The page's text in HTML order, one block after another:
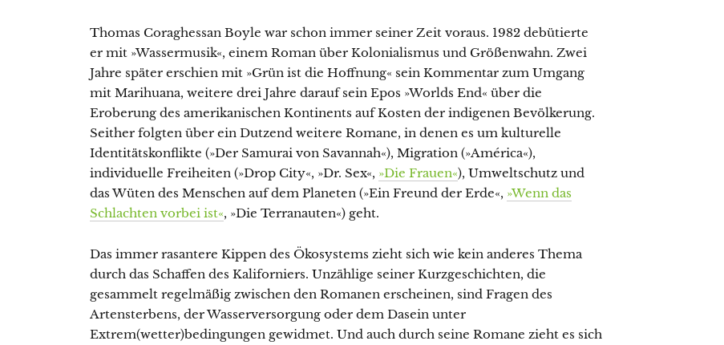
Thomas Coraghessan Boyle war schon immer seiner Zeit voraus. 1982 debütierte
er mit »Wassermusik«, einem Roman über Kolonialismus und Größenwahn. Zwei
Jahre später erschien mit »Grün ist die Hoffnung« sein Kommentar zum Umgang
mit Marihuana, weitere drei Jahre darauf sein Epos »Worlds End« über die
Eroberung des amerikanischen Kontinents auf Kosten der indigenen Bevölkerung.
Seither folgten über ein Dutzend weitere Romane, in denen es um kulturelle
Identitätskonflikte (»Der Samurai von Savannah«), Migration (»América«),
individuelle Freiheiten (»Drop City«, »Dr. Sex«, »Die Frauen«), Umweltschutz und
das Wüten des Menschen auf dem Planeten (»Ein Freund der Erde«, »Wenn das
Schlachten vorbei ist«, »Die Terranauten«) geht.
Das immer rasantere Kippen des Ökosystems zieht sich wie kein anderes Thema
durch das Schaffen des Kaliforniers. Unzählige seiner Kurzgeschichten, die
gesammelt regelmäßig zwischen den Romanen erscheinen, sind Fragen des
Artensterbens, der Wasserversorgung oder dem Dasein unter
Extrem(wetter)bedingungen gewidmet. Und auch durch seine Romane zieht es sich